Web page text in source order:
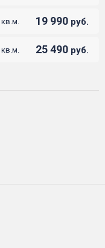
кв.м. 19 990 руб.
кв.м. 25 490 руб.